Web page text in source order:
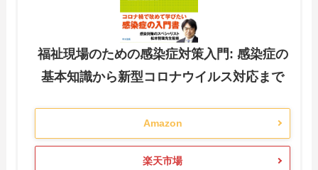
福祉現場のための感染症対策入門: 感染症の
基本知識から新型コロナウイルス対応まで
Amazon
楽天市場